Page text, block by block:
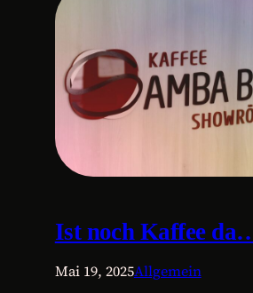
Ist noch Kaffee
Mai 19, 2025Allgemein